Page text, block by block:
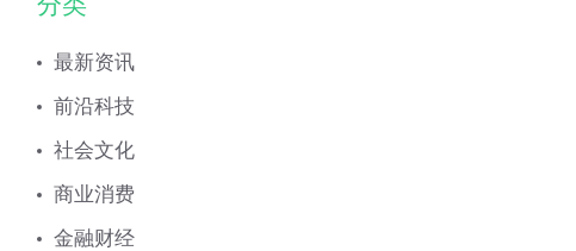
最新资讯
前沿科技
社会文化
商业消费
金融财经